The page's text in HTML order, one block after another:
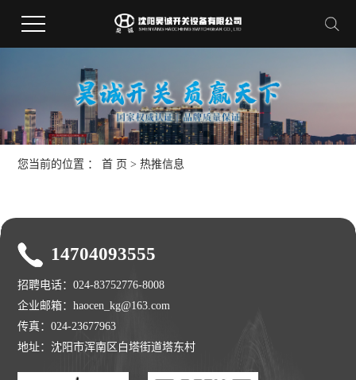
您当前的位置 ：首 页 >热推信息
14704093555
招聘电话：024-83752776-8008
企业邮箱：haocen_kg@163.com
传真：024-23677963
地址：沈阳市浑南区白塔街道塔东村